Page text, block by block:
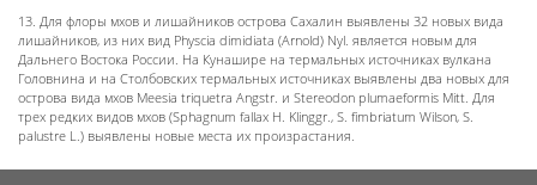
13. Для флоры мхов и лишайников острова Сахалин выявлены 32 новых вида
лишайников, из них вид Physcia dimidiata (Arnold) Nyl. является новым для
Дальнего Востока России. На Кунашире на термальных источниках вулкана
Головнина и на Столбовских термальных источниках выявлены два новых для
острова вида мхов Meesia triquetra Angstr. и Stereodon plumaeformis Mitt. Для
трех редких видов мхов (Sphagnum fallax H. Klinggr., S. fimbriatum Wilson, S.
palustre L.) выявлены новые места их произрастания.